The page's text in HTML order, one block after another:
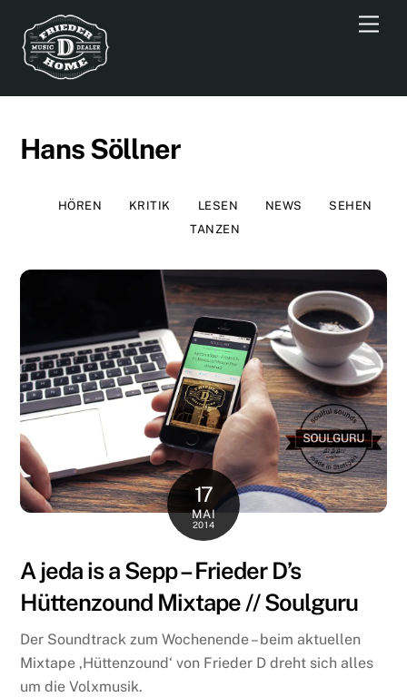
content
Hans Söllner
HÖREN KRITIK LESEN NEWS
SEHEN
TANZEN
17
MAI
2014
A jeda is a Sepp – Frieder D’s
Hüttenzound Mixtape // Soulguru
Der Soundtrack zum Wochenende – beim aktuellen
Mixtape ‚Hüttenzound‘ von Frieder D dreht sich alles
um die Volxmusik.